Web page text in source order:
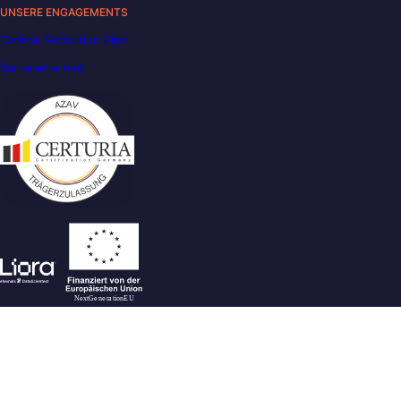
UNSERE ENGAGEMENTS
Carbon Reduction Plan
Barrierefreiheit